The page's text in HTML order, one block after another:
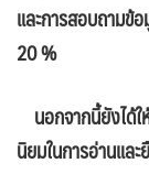
และการสอบถามข้
20 %
นอกจากนี้ยังได้
นิยมในการอ่านแล